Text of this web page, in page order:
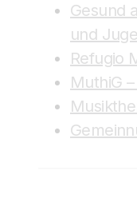
Gesund
und
Refugio
MuthiG